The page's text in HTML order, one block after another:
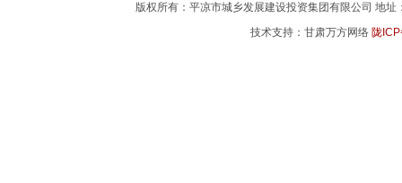
版权所有：平凉市城乡发展建设投资集团有限公司 地
技术支持：甘肃万方网络 陇